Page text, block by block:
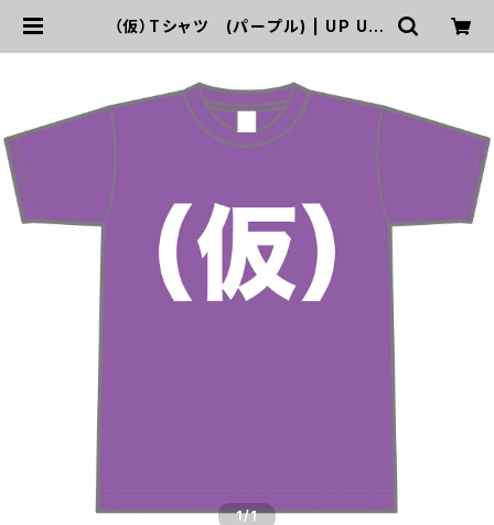
（仮）Tシャツ (パープル) | UP UP
1/1